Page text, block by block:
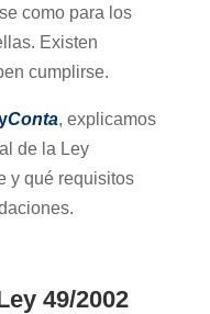
como para los
Existen
cumplirse.
Conta, explicamos
de la Ley
y qué requisitos
49/2002